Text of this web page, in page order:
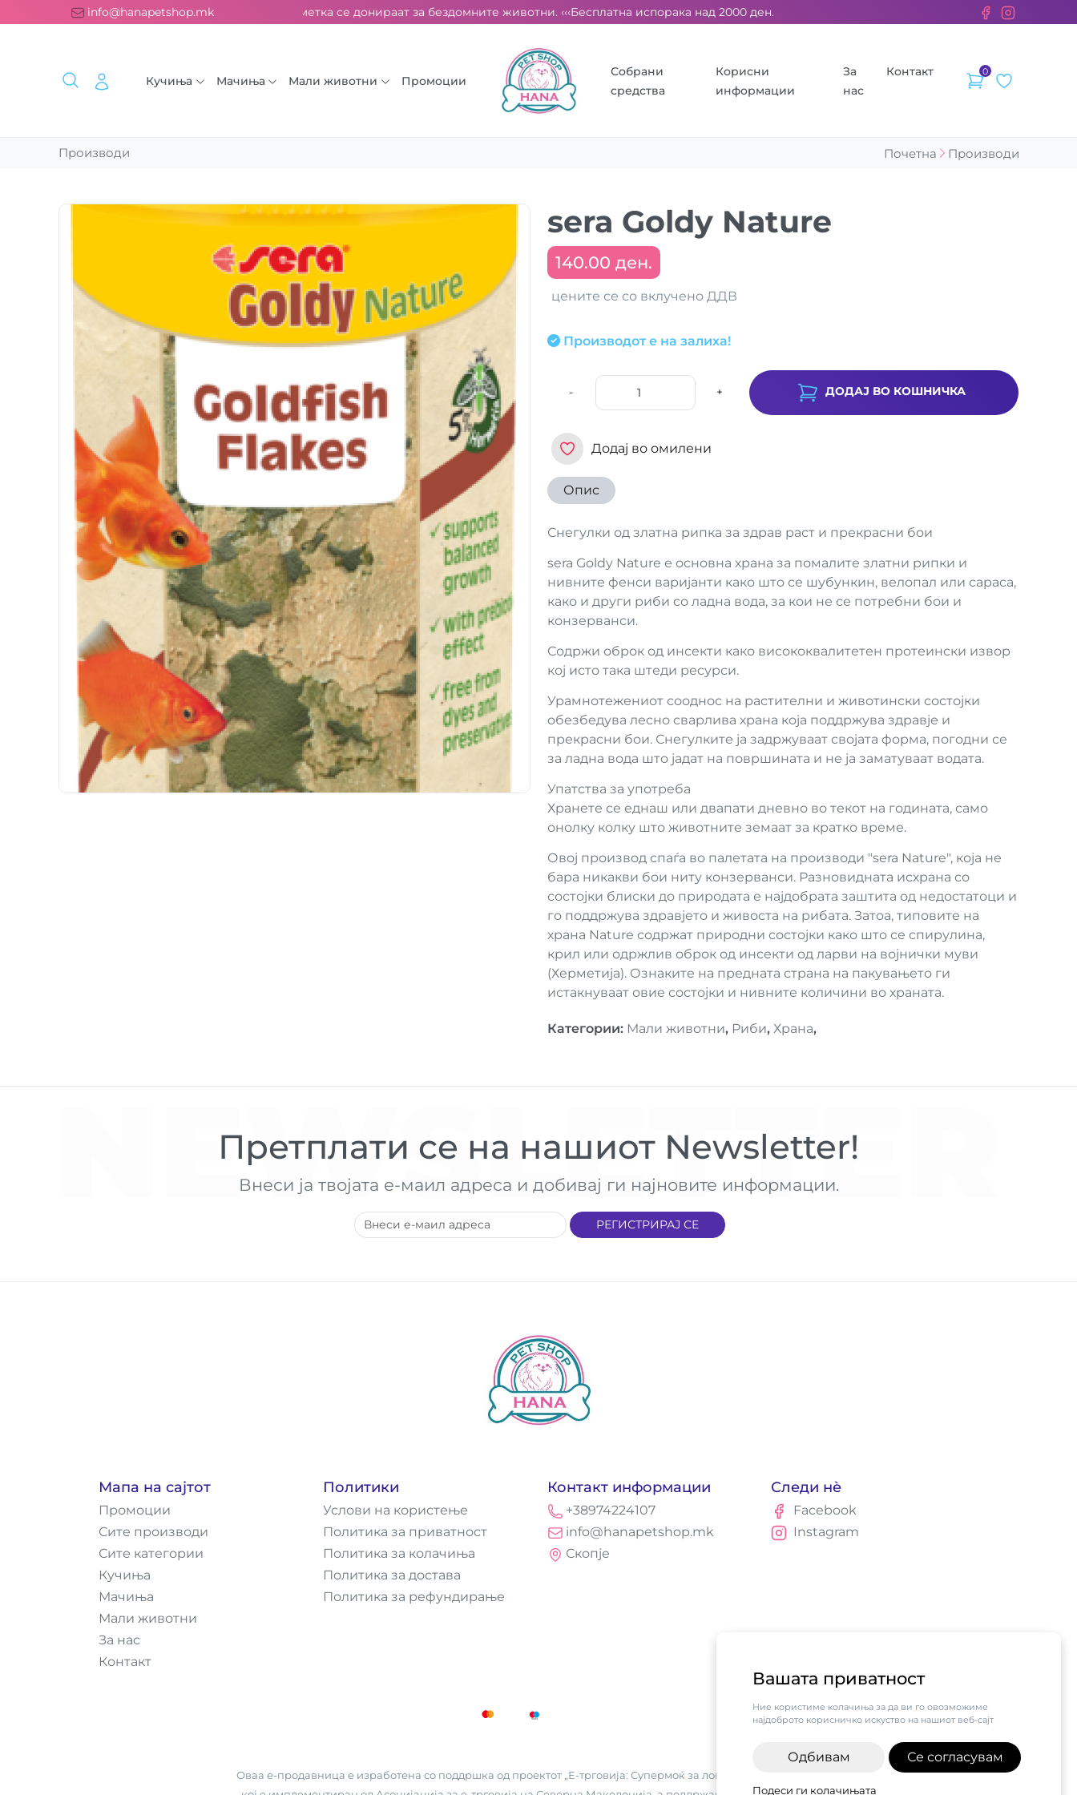
Вашата приватност
Ние користиме колачиња за да ви го овозможиме
најдоброто корисничко искуство на нашиот веб-сајт
Одбивам Се согласувам
Подеси ги колачињата
info@hanapetshop.mk
испорака над 2000 ден. ››› 2% од секоја сметка се донираат за бездомните животни. ‹‹‹Бесплатна испорака над 2000 ден. ››› 2% од секоја сметка се донираат за бездомните
Кучиња Мачиња Мали животни Промоции
Собрани
средства
Корисни
информации
За
нас
Контакт 0
Производи Почетна Производи
sera Goldy Nature
140.00 ден.
цените се со вклучено ДДВ
Производот е на залиха!
- + ДОДАЈ ВО КОШНИЧКА
Додај во омилени
Опис
Снегулки од златна рипка за здрав раст и прекрасни бои
sera Goldy Nature е основна храна за помалите златни рипки и
нивните фенси варијанти како што се шубункин, велопал или сараса,
како и други риби со ладна вода, за кои не се потребни бои и
конзерванси.
Содржи оброк од инсекти како висококвалитетен протеински извор
кој исто така штеди ресурси.
Урамнотежениот сооднос на растителни и животински состојки
обезбедува лесно сварлива храна која поддржува здравје и
прекрасни бои. Снегулките ја задржуваат својата форма, погодни се
за ладна вода што јадат на површината и не ја заматуваат водата.
Упатства за употреба
Хранете се еднаш или двапати дневно во текот на годината, само
онолку колку што животните земаат за кратко време.
Овој производ спаѓа во палетата на производи "sera Nature", која не
бара никакви бои ниту конзерванси. Разновидната исхрана со
состојки блиски до природата е најдобрата заштита од недостатоци и
го поддржува здравјето и живоста на рибата. Затоа, типовите на
храна Nature содржат природни состојки како што се спирулина,
крил или одржлив оброк од инсекти од ларви на војнички муви
(Херметија). Ознаките на предната страна на пакувањето ги
истакнуваат овие состојки и нивните количини во храната.
Категории: Мали животни, Риби, Храна,
NEWSLETTER
Претплати се на нашиот Newsletter!
Внеси ја твојата е-маил адреса и добивај ги најновите информации.
РЕГИСТРИРАЈ СЕ
Мапа на сајтот
Промоции
Сите производи
Сите категории
Кучиња
Мачиња
Мали животни
За нас
Контакт
Политики
Услови на користење
Политика за приватност
Политика за колачиња
Политика за достава
Политика за рефундирање
Контакт информации
+38974224107
info@hanapetshop.mk
Скопје
Следи нè
Facebook
Instagram
Оваа е-продавница е изработена со поддршка од проектот „Е-трговија: Супермоќ за локалните бизниси vol.2",